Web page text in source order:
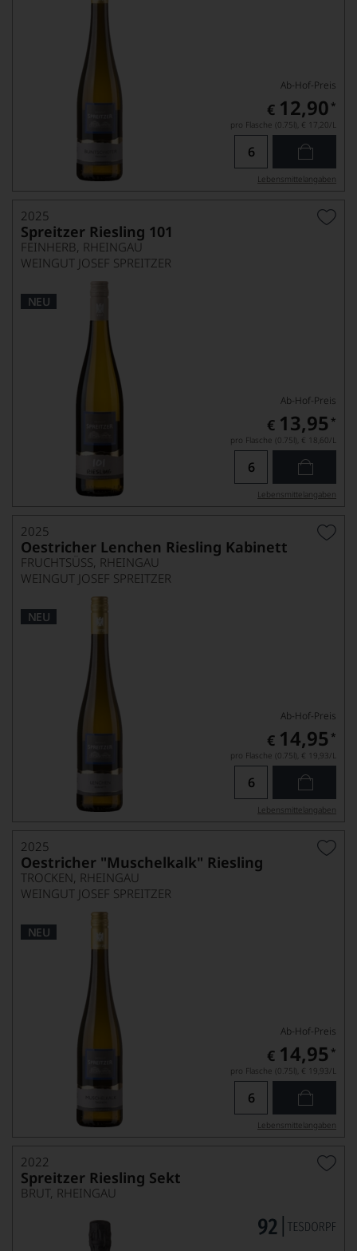
Ab-Hof-Preis
€ 12,90 *
pro Flasche (0.75l), € 17,20/L
Lebensmittel­angaben
2025
Spreitzer Riesling 101
FEINHERB, RHEINGAU
WEINGUT JOSEF SPREITZER
NEU
Ab-Hof-Preis
€ 13,95 *
pro Flasche (0.75l), € 18,60/L
Lebensmittel­angaben
2025
Oestricher Lenchen Riesling Kabinett
FRUCHTSÜSS, RHEINGAU
WEINGUT JOSEF SPREITZER
NEU
Ab-Hof-Preis
€ 14,95 *
pro Flasche (0.75l), € 19,93/L
Lebensmittel­angaben
2025
Oestricher "Muschelkalk" Riesling
TROCKEN, RHEINGAU
WEINGUT JOSEF SPREITZER
NEU
Ab-Hof-Preis
€ 14,95 *
pro Flasche (0.75l), € 19,93/L
Lebensmittel­angaben
2022
Spreitzer Riesling Sekt
BRUT, RHEINGAU